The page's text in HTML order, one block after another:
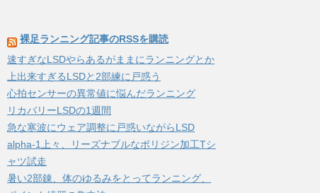
裸足ランニング記事のRSSを購読
速すぎなLSDやらあるがままにランニングとか
上出来すぎるLSDと2部練に戸惑う
心拍センサーの異常値に悩んだランニング
リカバリーLSDの1週間
急な寒波にウェア調整に戸惑いながらLSD
alpha-1上々、リーズナブルなポリジン加工Tシ
ャツ試走
暑い2部錬、体のゆるみをとってランニング、